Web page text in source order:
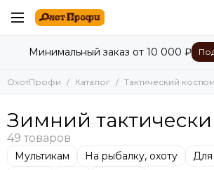
Тактический костюм
Все товары
Минимальный заказ от 10 000 ₽
ОхотПрофи Каталог Тактический костюм
Зимний
Мультикам На рыбалку, охоту
Для